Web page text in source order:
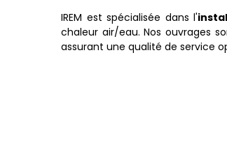
IREM est spécialisée dans l'
chaleur air/eau. Nos ouvrages
assurant une qualité de service